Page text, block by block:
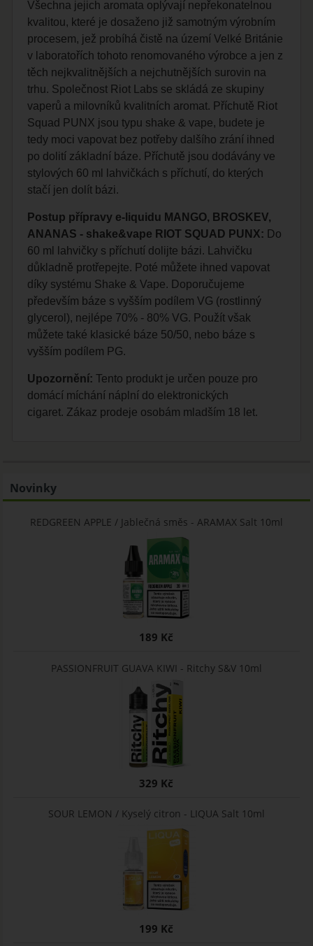
Všechna jejich aromata oplývají nepřekonatelnou
kvalitou, které je dosaženo již samotným výrobním
procesem, jež probíhá čistě na území Velké Británie
v laboratořích tohoto renomovaného výrobce a jen z
těch nejkvalitnějších a nejchutnějších surovin na
trhu. Společnost Riot Labs se skládá ze skupiny
vaperů a milovníků kvalitních aromat. Příchutě Riot
Squad PUNX jsou typu shake & vape, budete je
tedy moci vapovat bez potřeby dalšího zrání ihned
po dolití základní báze. Příchutě jsou dodávány ve
stylových 60 ml lahvičkách s příchutí, do kterých
stačí jen dolít bázi.
Postup přípravy e-liquidu MANGO, BROSKEV,
ANANAS - shake&vape RIOT SQUAD PUNX: Do
60 ml lahvičky s příchutí dolijte bázi. Lahvičku
důkladně protřepejte. Poté můžete ihned vapovat
díky systému Shake & Vape. Doporučujeme
především báze s vyšším podílem VG (rostlinný
glycerol), nejlépe 70% - 80% VG. Použít však
můžete také klasické báze 50/50, nebo báze s
vyšším podílem PG.
Upozornění: Tento produkt je určen pouze pro
domácí míchání náplní do elektronických
cigaret. Zákaz prodeje osobám mladším 18 let.
Novinky
REDGREEN APPLE / Jablečná směs - ARAMAX Salt 10ml
189 Kč
PASSIONFRUIT GUAVA KIWI - Ritchy S&V 10ml
329 Kč
SOUR LEMON / Kyselý citron - LIQUA Salt 10ml
199 Kč